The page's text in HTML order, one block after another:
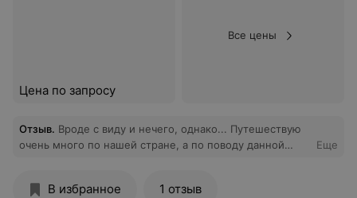
Цена по запросу
Все цены
Отзыв. Вроде с виду и нечего, однако... Путешествую
очень много по нашей стране, а по поводу данной
номеров - здесь выбор есть, но номера повышенной
Еще
В избранное 1 отзыв